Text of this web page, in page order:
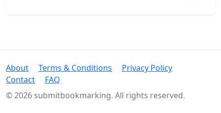
About Terms & Conditions
Privacy Policy
Contact
FAQ
© 2026 submitbookmarking. All rights reserved.